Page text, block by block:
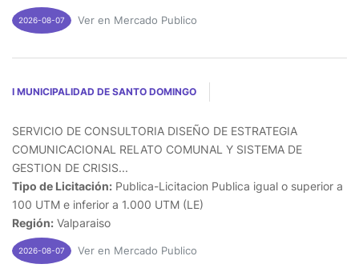
2026-08-07 Ver en Mercado Publico
I MUNICIPALIDAD DE SANTO DOMINGO
SERVICIO DE CONSULTORIA DISEÑO DE ESTRATEGIA
COMUNICACIONAL RELATO COMUNAL Y SISTEMA DE
GESTION DE CRISIS...
Tipo de Licitación: Publica-Licitacion Publica igual o superior a
100 UTM e inferior a 1.000 UTM (LE)
Región: Valparaiso
2026-08-07 Ver en Mercado Publico